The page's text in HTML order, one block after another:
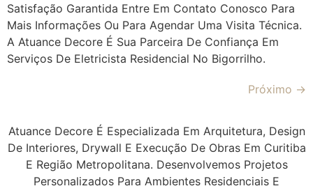
Satisfação Garantida Entre Em Contato Conosco Para
Mais Informações Ou Para Agendar Uma Visita Técnica.
A Atuance Decore É Sua Parceira De Confiança Em
Serviços De Eletricista Residencial No Bigorrilho.
Próximo →
Atuance Decore É Especializada Em Arquitetura, Design
De Interiores, Drywall E Execução De Obras Em Curitiba
E Região Metropolitana. Desenvolvemos Projetos
Personalizados Para Ambientes Residenciais E